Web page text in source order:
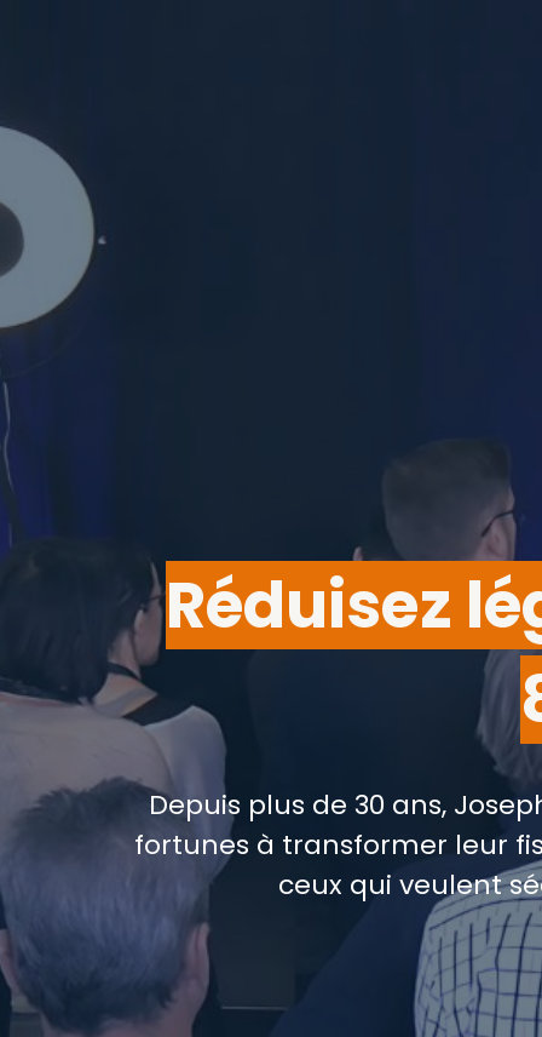
Réduisez
Depuis plus de 30 ans,
fortunes à transformer leur
ceux qui veulent